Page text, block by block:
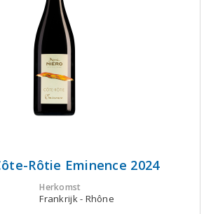
Rôtie Eminence 2024
Herkomst
Frankrijk - Rhône